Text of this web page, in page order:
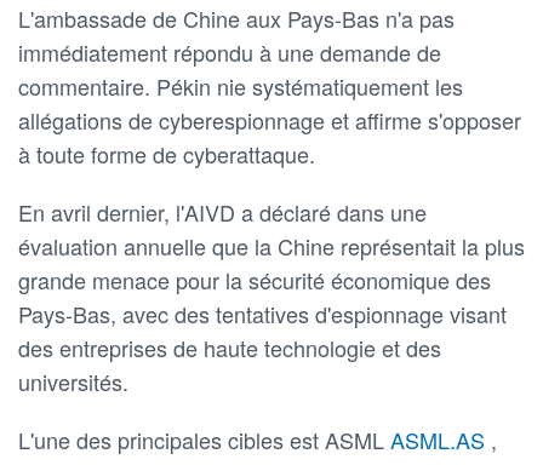
L'ambassade de Chine aux Pays-Bas n'a pas
immédiatement répondu à une demande de
commentaire. Pékin nie systématiquement les
allégations de cyberespionnage et affirme s'opposer
à toute forme de cyberattaque.
En avril dernier, l'AIVD a déclaré dans une
évaluation annuelle que la Chine représentait la plus
grande menace pour la sécurité économique des
Pays-Bas, avec des tentatives d'espionnage visant
des entreprises de haute technologie et des
universités.
L'une des principales cibles est ASMLASML.AS ,